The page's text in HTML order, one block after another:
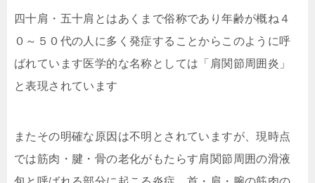
四十肩・五十肩とはあくまで俗称であり年齢が概ね４
０～５０代の人に多く発症することからこのように呼
ばれています医学的な名称としては「肩関節周囲炎」
と表現されています
またその明確な原因は不明とされていますが、現時点
では筋肉・腱・骨の老化がもたらす肩関節周囲の滑液